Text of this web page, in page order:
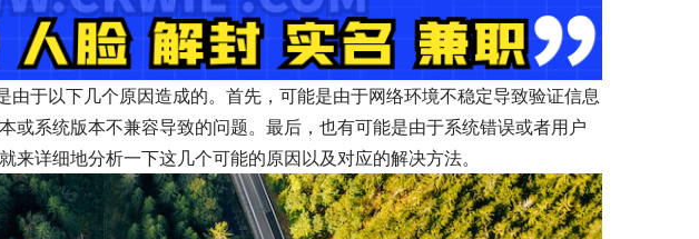
由于以下几个原因造成的。首先，可能是由于网络环境不稳定导致验证信息
或系统版本不兼容导致的问题。最后，也有可能是由于系统错误或者用户
来详细地分析一下这几个可能的原因以及对应的解决方法。